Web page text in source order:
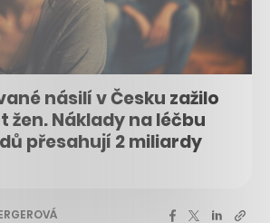
násilí v Česku zažilo
žen. Náklady na léčbu
přesahují 2 miliardy